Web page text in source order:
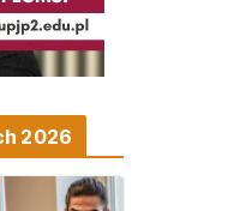
2026